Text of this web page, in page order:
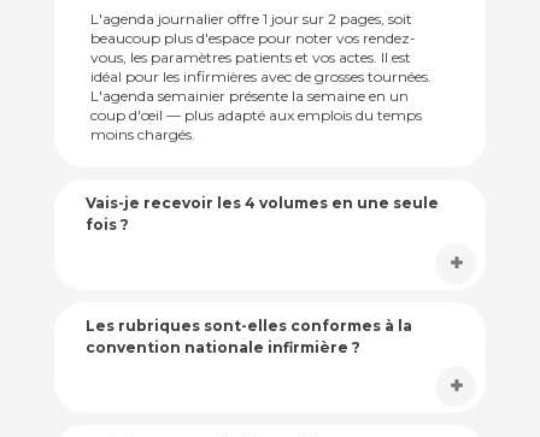
L'agenda journalier offre 1 jour sur 2 pages, soit
beaucoup plus d'espace pour noter vos rendez-
vous, les paramètres patients et vos actes. Il est
idéal pour les infirmières avec de grosses tournées.
L'agenda semainier présente la semaine en un
coup d'œil — plus adapté aux emplois du temps
moins chargés.
Vais-je recevoir les 4 volumes en une seule
fois ?
Les rubriques sont-elles conformes à la
convention nationale infirmière ?